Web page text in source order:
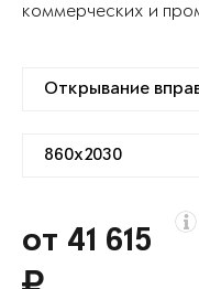
коммерческих и
от 41 615